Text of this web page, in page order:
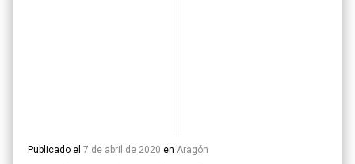
Publicado el 7 de abril de 2020 en Aragón